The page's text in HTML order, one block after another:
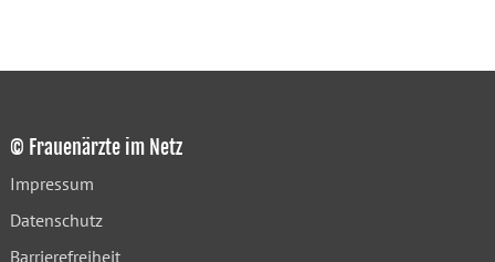
© Frauenärzte im Netz
Impressum
Datenschutz
Barrierefreiheit